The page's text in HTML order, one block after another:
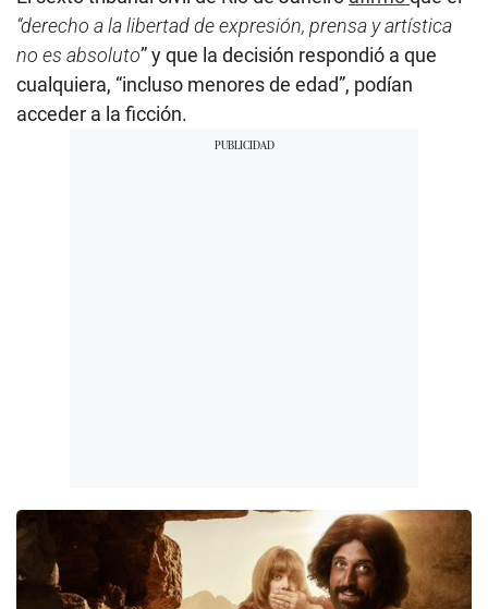
“derecho a la libertad de expresión, prensa y artística
no es absoluto” y que la decisión respondió a que
cualquiera, “incluso menores de edad”, podían
acceder a la ficción.